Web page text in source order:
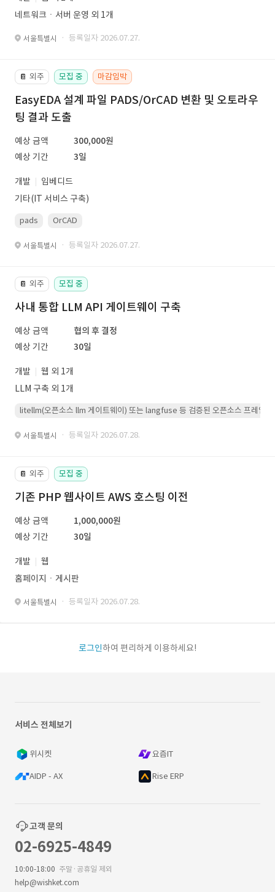
네트워크ㆍ서버 운영 외 1개
서울특별시 · 등록일자 2026.07.27.
📔 외주 모집 중 마감임박
EasyEDA 설계 파일 PADS/OrCAD 변환 및 오토라우
팅 결과 도출
예상 금액
300,000원
예상 기간
3일
개발
임베디드
기타(IT 서비스 구축)
pads OrCAD
서울특별시 · 등록일자 2026.07.27.
📔 외주 모집 중
사내 통합 LLM API 게이트웨이 구축
예상 금액
협의 후 결정
예상 기간
30일
개발
웹 외 1개
LLM 구축 외 1개
litellm(오픈소스 llm 게이트웨이) 또는 langfuse 등 검증된 오픈소스 프레임워
서울특별시 · 등록일자 2026.07.28.
📔 외주 모집 중
기존 PHP 웹사이트 AWS 호스팅 이전
예상 금액
1,000,000원
예상 기간
30일
개발
웹
홈페이지ㆍ게시판
서울특별시 · 등록일자 2026.07.28.
로그인하여 편리하게 이용하세요!
서비스 전체보기
위시켓 요즘IT
AIDP - AX Rise ERP
고객 문의
02-6925-4849
10:00-18:00 주말·공휴일 제외
help@wishket.com